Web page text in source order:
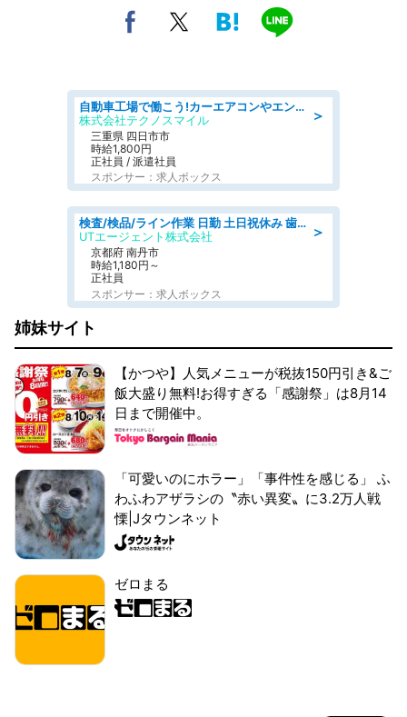
＞
自動車工場で働こう!カーエアコンやエンジンの製造・加工業務/寮完備 denso aichi
株式会社テクノスマイル
三重県 四日市市
時給1,800円
正社員 / 派遣社員
スポンサー：求人ボックス
＞
検査/検品/ライン作業 日勤 土日祝休み 歯科模型製造 有償休憩あり 残業ほぼなし
UTエージェント株式会社
京都府 南丹市
時給1,180円～
正社員
スポンサー：求人ボックス
姉妹サイト
【かつや】人気メニューが税抜150円引き&ご
飯大盛り無料!お得すぎる「感謝祭」は8月14
日まで開催中。
「可愛いのにホラー」「事件性を感じる」 ふ
わふわアザラシの〝赤い異変〟に3.2万人戦
慄|Jタウンネット
ゼロまる